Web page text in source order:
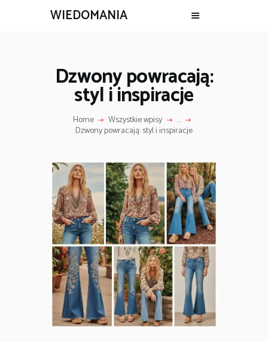
WIEDOMANIA
Dzwony powracają:
styl i inspiracje
Home Wszystkie wpisy ...
Dzwony powracają: styl i inspiracje